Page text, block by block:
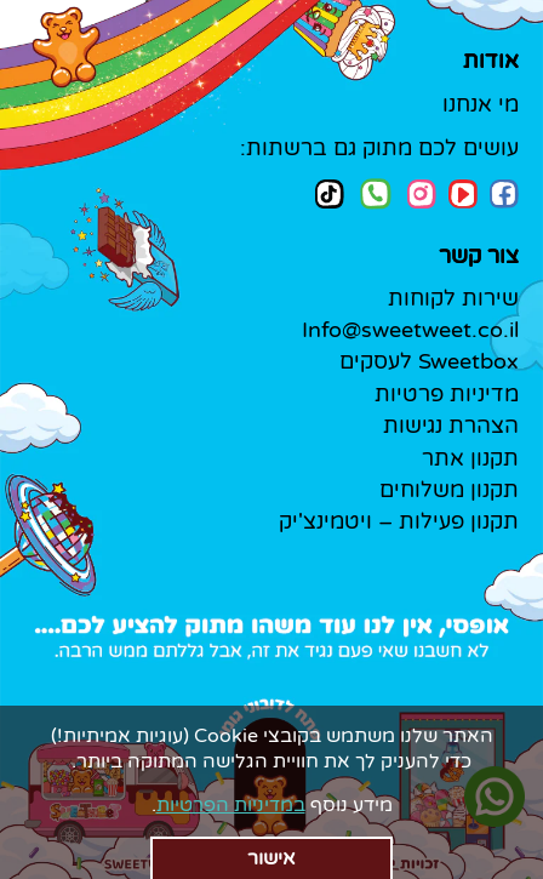
אודות
מי אנחנו
עושים לכם מתוק גם ברשתות:
צור קשר
שירות לקוחות
Info@sweetweet.co.il
Sweetbox לעסקים
מדיניות פרטיות
הצהרת נגישות
תקנון אתר
תקנון משלוחים
תקנון פעילות – ויטמינצ'יק
האתר שלנו משתמש בקובצי Cookie (עוגיות אמיתיות!)
כדי להעניק לך את חוויית הגלישה המתוקה ביותר.
מידע נוסףבמדיניות הפרטיות.
אישור